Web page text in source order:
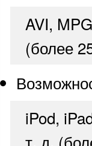
AVI,
(более
iPod,
т. д.